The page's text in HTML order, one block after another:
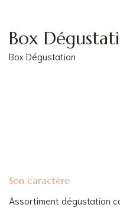
Box
Box Dégustation
Son caractère
Assortiment dégustation